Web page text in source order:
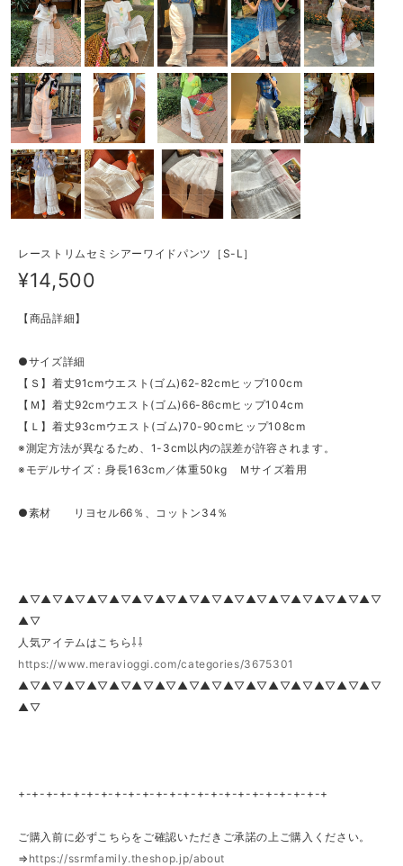
レーストリムセミシアーワイドパンツ［S-L］
¥14,500
【商品詳細】
●サイズ詳細
【Ｓ】着丈91cmウエスト(ゴム)62-82cmヒップ100cm
【Ｍ】着丈92cmウエスト(ゴム)66-86cmヒップ104cm
【Ｌ】着丈93cmウエスト(ゴム)70-90cmヒップ108cm
※測定方法が異なるため、1-3cm以内の誤差が許容されます。
※モデルサイズ：身長163cm／体重50kg Ｍサイズ着用
●素材 リヨセル66％、コットン34％
▲▽▲▽▲▽▲▽▲▽▲▽▲▽▲▽▲▽▲▽▲▽▲▽▲▽▲▽▲▽▲▽
▲▽
人気アイテムはこちら⇩⇩
https://www.meravioggi.com/categories/3675301
▲▽▲▽▲▽▲▽▲▽▲▽▲▽▲▽▲▽▲▽▲▽▲▽▲▽▲▽▲▽▲▽
▲▽
+-+-+-+-+-+-+-+-+-+-+-+-+-+-+-+-+-+-+-+-+-+-+
ご購入前に必ずこちらをご確認いただきご承諾の上ご購入ください。
⇒ https://ssrmfamily.theshop.jp/about